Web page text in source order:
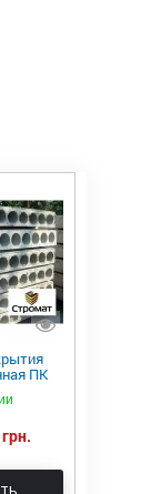
ПК